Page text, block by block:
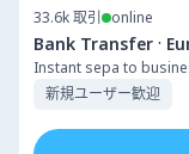
33.6k取引 online
Bank Transfer ·
Instant sepa to
新規ユーザー歓迎